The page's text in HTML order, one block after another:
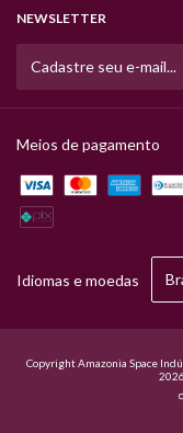
NEWSLETTER
Meios de pagamento
Idiomas e moedas
Copyright Amazonia Space